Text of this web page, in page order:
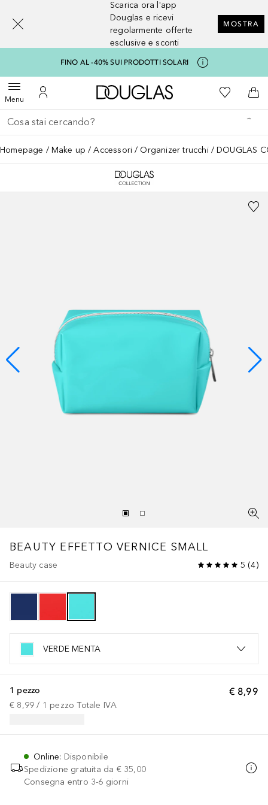
Scarica ora l'app
Douglas e ricevi
regolarmente offerte
esclusive e sconti
MOSTRA
FINO AL -40% SUI PRODOTTI SOLARI
MenuApri menuAl Mio Account
A Douglas HomeAlla Mia
Al
Torna indietro
Esegui ricerca
Homepage Make up Accessori Organizer trucchi DOUGLAS
BEAUTY EFFETTO VERNICE SMALL
Beauty case 5 (4)
VERDE MENTA
€ 8,99
1 pezzo
€ 8,99 / 1 pezzo Totale IVA
Online: Disponibile
Spedizione gratuita da € 35,00
Consegna entro 3-6 giorni
[navigation.slideout.screenreader]